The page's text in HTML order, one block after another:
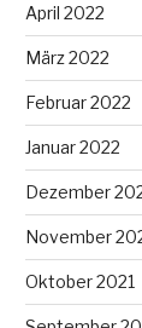
April 2022
März 2022
Februar 2022
Januar 2022
Dezember
November
Oktober 2021